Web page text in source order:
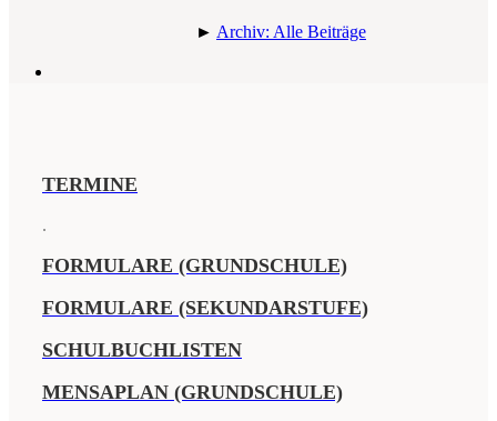
► Archiv: Alle Beiträge
TERMINE
.
FORMULARE (GRUNDSCHULE)
FORMULARE (SEKUNDARSTUFE)
SCHULBUCHLISTEN
MENSAPLAN (GRUNDSCHULE)